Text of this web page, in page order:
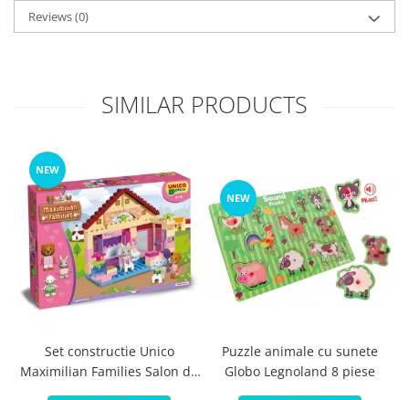
Reviews(0)
SIMILAR PRODUCTS
NEW
Set constructie Unico
Maximilian Families Salon de
NEW
Puzzle animale cu sunete
Globo Legnoland 8 piese